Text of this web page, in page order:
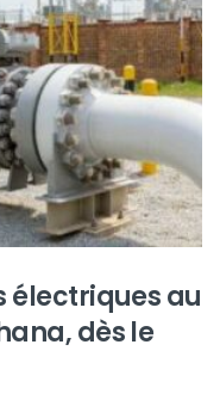
électriques au
dès le